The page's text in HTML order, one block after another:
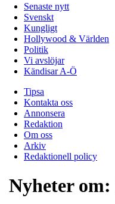
Senaste nytt
Svenskt
Kungligt
Hollywood & Världen
Politik
Vi avslöjar
Kändisar A-Ö
Tipsa
Kontakta oss
Annonsera
Redaktion
Om oss
Arkiv
Redaktionell policy
Nyheter om: